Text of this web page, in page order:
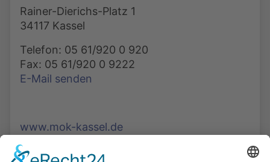
Rainer-Dierichs-Platz 1
34117 Kassel
Telefon: 05 61/920 0 920
Fax: 05 61/920 0 9222
E-Mail senden
www.mok-kassel.de